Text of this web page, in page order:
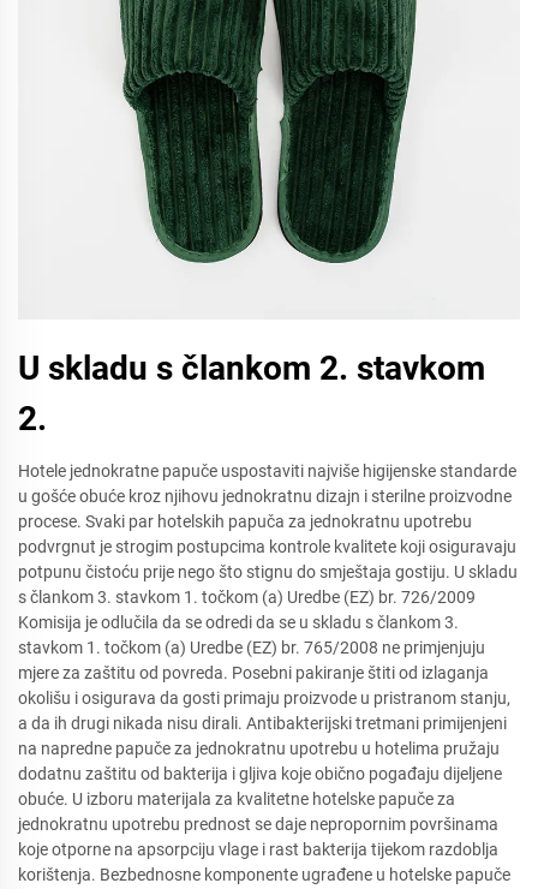
U skladu s člankom 2. stavkom
2.
Hotele jednokratne papuče uspostaviti najviše higijenske standarde
u gošće obuće kroz njihovu jednokratnu dizajn i sterilne proizvodne
procese. Svaki par hotelskih papuča za jednokratnu upotrebu
podvrgnut je strogim postupcima kontrole kvalitete koji osiguravaju
potpunu čistoću prije nego što stignu do smještaja gostiju. U skladu
s člankom 3. stavkom 1. točkom (a) Uredbe (EZ) br. 726/2009
Komisija je odlučila da se odredi da se u skladu s člankom 3.
stavkom 1. točkom (a) Uredbe (EZ) br. 765/2008 ne primjenjuju
mjere za zaštitu od povreda. Posebni pakiranje štiti od izlaganja
okolišu i osigurava da gosti primaju proizvode u pristranom stanju,
a da ih drugi nikada nisu dirali. Antibakterijski tretmani primijenjeni
na napredne papuče za jednokratnu upotrebu u hotelima pružaju
dodatnu zaštitu od bakterija i gljiva koje obično pogađaju dijeljene
obuće. U izboru materijala za kvalitetne hotelske papuče za
jednokratnu upotrebu prednost se daje nepropornim površinama
koje otporne na apsorpciju vlage i rast bakterija tijekom razdoblja
korištenja. Bezbednosne komponente ugrađene u hotelske papuče